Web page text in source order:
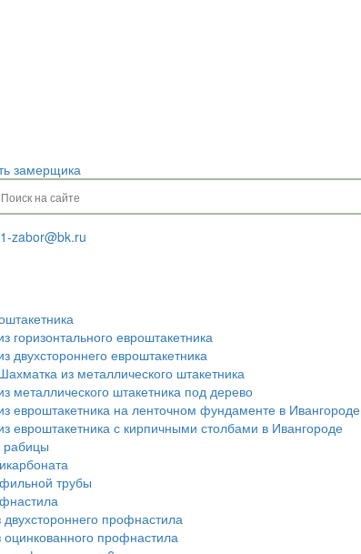
замерщика
горизонтального евроштакетника
двухстороннего евроштакетника
из металлического штакетника
металлического штакетника под дерево
евроштакетника на ленточном фундаменте в Ивангороде
евроштакетника с кирпичными столбами в Ивангороде
рабицы
трубы
двухстороннего профнастила
оцинкованного профнастила
1-zabor@bk.ru